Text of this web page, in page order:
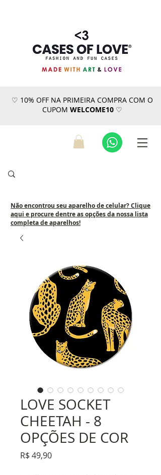
♡ 10% OFF NA PRIMEIRA COMPRA COM O
CUPOM WELCOME10♡
Não encontrou seu aparelho de celular? Clique
aqui e procure dentre as opções da nossa lista
completa de aparelhos!
LOVE SOCKET
CHEETAH - 8
OPÇÕES DE COR
R$ 49,90Preço